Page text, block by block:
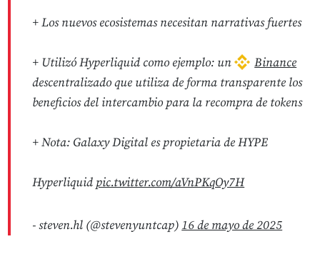
+ Los nuevos ecosistemas necesitan narrativas fuertes
+ Utilizó Hyperliquid como ejemplo: un
Binance
descentralizado que utiliza de forma transparente los
beneficios del intercambio para la recompra de tokens
+ Nota: Galaxy Digital es propietaria de HYPE
Hyperliquid pic.twitter.com/aVnPKqOy7H
- steven.hl (@stevenyuntcap) 16 de mayo de 2025